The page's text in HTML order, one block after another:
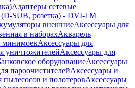
Адаптеры сетевые
SUB, розетка) - DVI-I M
внешниеАксессуары для
в наборахАкварель
минимоекАксессуары для
уничтожителейАксессуары для
оборудованиеАксессуары
пароочистителейАксессуары и
пылесосов и полотеровАксессуары